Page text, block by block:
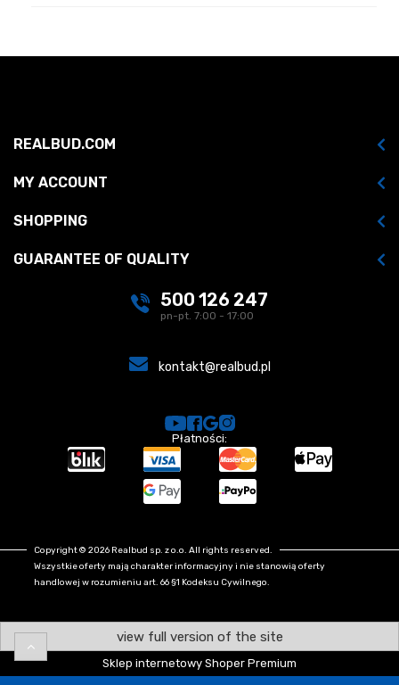
500 126 247
pn-pt. 7:00 - 17:00
kontakt@realbud.pl
REALBUD.COM
MY ACCOUNT
SHOPPING
GUARANTEE OF QUALITY
Płatności:
Copyright © 2026 Realbud sp. z o.o. All rights reserved.
Wszystkie oferty mają charakter informacyjny i nie stanowią oferty
handlowej w rozumieniu art. 66 §1 Kodeksu Cywilnego.
view full version of the site
Sklep internetowy Shoper Premium